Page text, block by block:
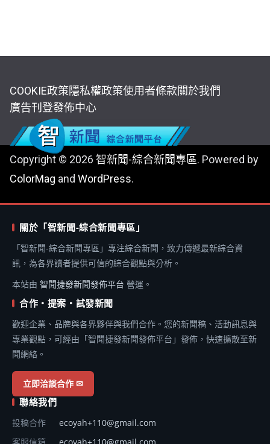
COOKIE政策隱私權政策使用者條款關於我們
廣告刊登發佈中心
Copyright © 2026 智新聞-綜合新聞專區. Powered by
ColorMag and WordPress.
關於「智新聞-綜合新聞專區」
「智新聞-綜合新聞專區」專注綜合新聞，致力傳遞最新綜合資
訊，為各界讀者提供可信的綜合觀點與分析。
本站由 智聞捷發新聞發佈平台 營運。
合作・提案・試發新聞
歡迎企業、品牌與各界夥伴與我們合作。您的新聞稿、活動訊息與
專業觀點，可經由「智聞捷發新聞發佈平台」發佈，快速擴散至新
聞網絡。
立即洽談合作 ✉
聯絡我們
投稿合作
ecoyah+110@gmail.com